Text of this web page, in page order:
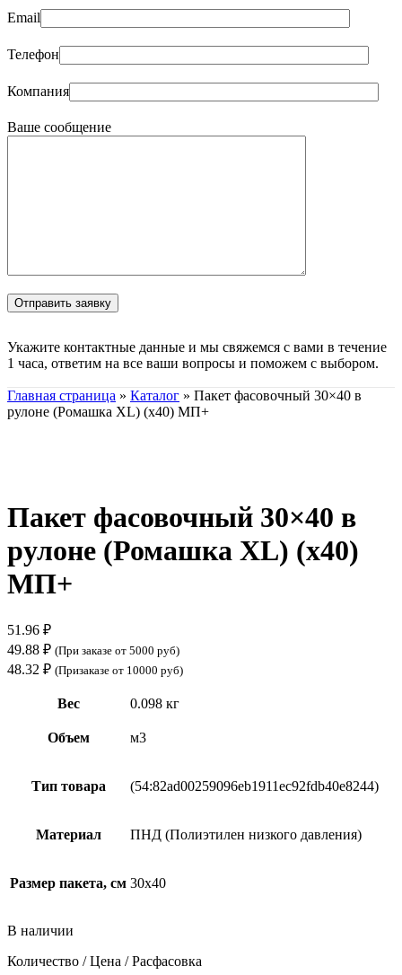
Email
Телефон
Компания
Ваше сообщение
Укажите контактные данные и мы свяжемся с вами в течение
1 часа, ответим на все ваши вопросы и поможем с выбором.
Главная страница » Каталог » Пакет фасовочный 30×40 в
рулоне (Ромашка XL) (х40) МП+
Пакет фасовочный 30×40 в
рулоне (Ромашка XL) (х40)
МП+
51.96 ₽
49.88 ₽ (При заказе от 5000 руб)
48.32 ₽ (Призаказе от 10000 руб)
Вес 0.098 кг
Объем м3
Тип товара (54:82ad00259096eb1911ec92fdb40e8244)
Материал ПНД (Полиэтилен низкого давления)
Размер пакета, см 30х40
В наличии
Количество / Цена / Расфасовка